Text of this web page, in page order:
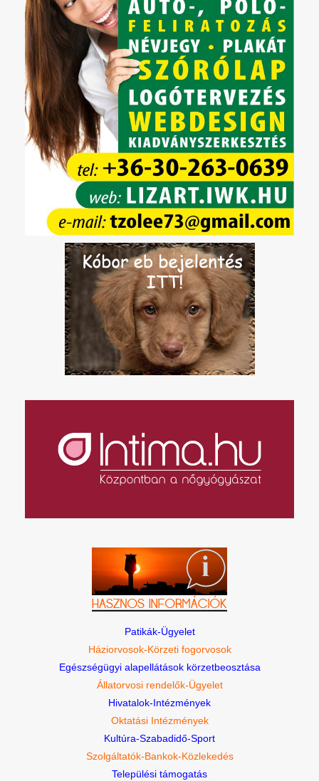
Patikák-Ügyelet
Háziorvosok-Körzeti fogorvosok
Egészségügyi alapellátások körzetbeosztása
Állatorvosi rendelők-Ügyelet
Hivatalok-Intézmények
Oktatási Intézmények
Kultúra-Szabadidő-Sport
Szolgáltatók-Bankok-Közlekedés
Települési támogatás